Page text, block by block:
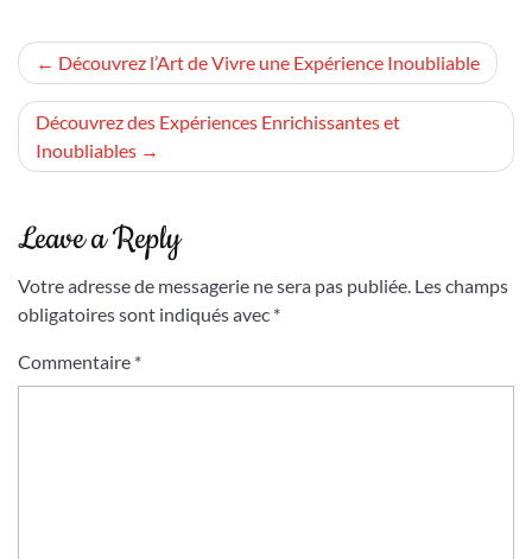
Navigation
de
l’article
Découvrez l’Art de Vivre une Expérience Inoubliable
Découvrez des Expériences Enrichissantes et
Inoubliables
Leave a Reply
Votre adresse de messagerie ne sera pas publiée. Les champs
obligatoires sont indiqués avec *
Commentaire *